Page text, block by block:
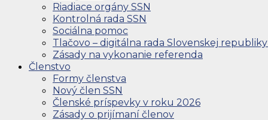
Riadiace orgány SSN
Kontrolná rada SSN
Sociálna pomoc
Tlačovo – digitálna rada Slovenskej republiky
Zásady na vykonanie referenda
Členstvo
Formy členstva
Nový člen SSN
Členské príspevky v roku 2026
Zásady o prijímaní členov